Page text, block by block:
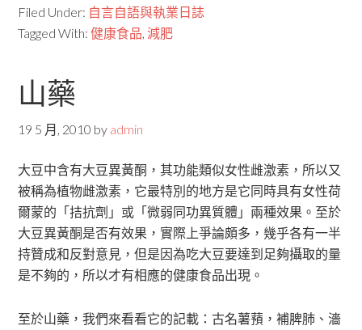
Filed Under: 自言自語與執業日誌
Tagged With:健康食品,減肥
山藥
19 5 月, 2010 by admin
大豆中含有大豆異黃酮，其功能類似女性雌激素，所以又
被稱為植物雌激素，它最特別的地方是它同時具有女性荷
爾蒙的「拮抗劑」或「微弱同功異質體」兩種效果。至於
大豆異黃酮是否有效果，實際上爭論頗多，幾乎各有一半
持贊成和反對意見，但是因為吃大豆要達到足夠攝取的量
是不夠的，所以才有相應的健康食品出現。
至於山藥，我們來看看它的記載：古名薯蕷，補脾肺、濇